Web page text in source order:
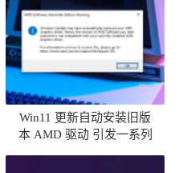
Win11 更新自动安装旧版
本 AMD 驱动 引发一系列